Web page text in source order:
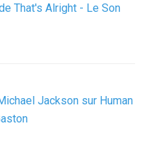
That's Alright - Le Son
Jackson sur Human